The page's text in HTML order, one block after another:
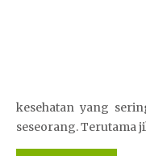
kesehatan yang
seseorang. Terutama